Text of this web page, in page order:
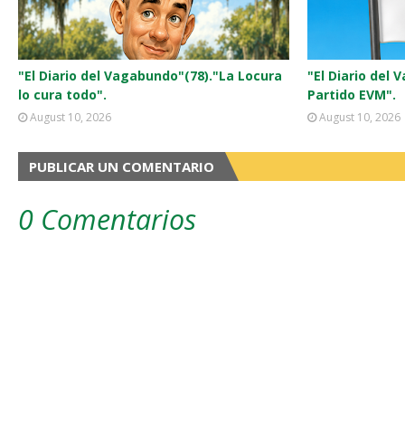
"El Diario del Vagabundo"(78)."La Locura
lo cura todo".
August 10, 2026
"El Diario del
Partido EVM".
August 10, 2026
PUBLICAR UN COMENTARIO
0 Comentarios